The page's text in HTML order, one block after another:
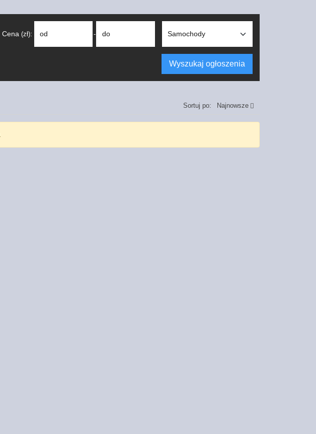
Cena (zł): od - do
Wyszukaj ogłoszenia
Sortuj po: Najnowsze